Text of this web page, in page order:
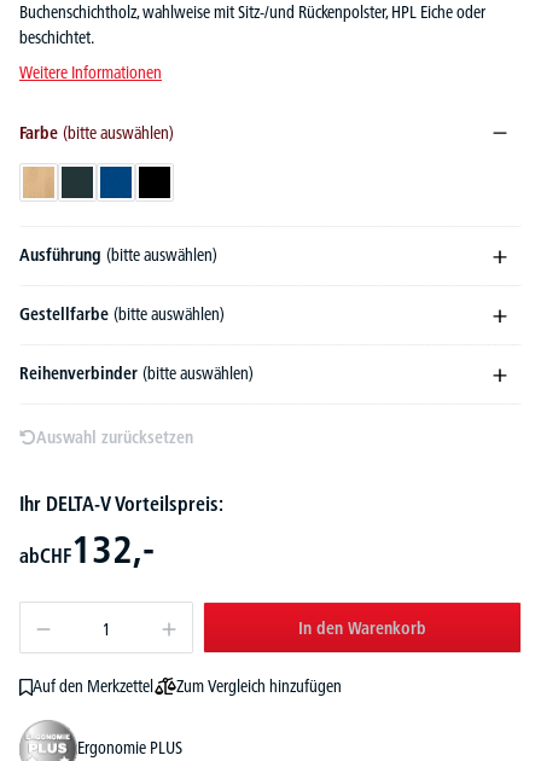
Buchenschichtholz, wahlweise mit Sitz-/und Rückenpolster, HPL Eiche oder
beschichtet.
Weitere Informationen
Farbe (bitte auswählen)
Ausführung (bitte auswählen)
Gestellfarbe (bitte auswählen)
Reihenverbinder (bitte auswählen)
Auswahl zurücksetzen
Ihr DELTA-V Vorteilspreis:
abCHF132,-
In den Warenkorb
Auf den Merkzettel Zum Vergleich hinzufügen
Ergonomie PLUS